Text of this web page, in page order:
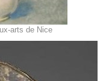
arts de Nice